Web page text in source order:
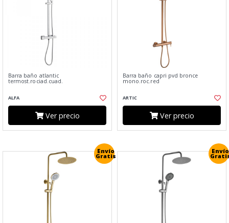
Barra baño atlantic
termost.rociad.cuad.
ALFA
Ver precio
Barra baño capri pvd bronce
mono.roc.red
ARTIC
Ver precio
Envío
Gratis
Envío